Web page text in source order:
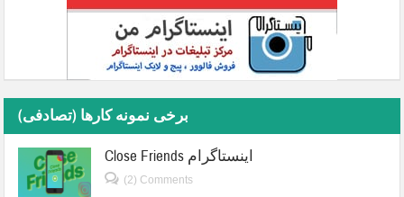
برخی نمونه کارها (تصادفی)
Close Friends اینستاگرام
(2) Comments